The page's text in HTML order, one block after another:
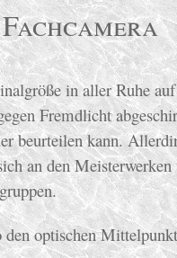
Fachcamera
in aller Ruhe
Fremdlicht
beurteilen kann.
an den
den optischen